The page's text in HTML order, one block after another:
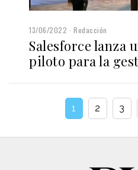
13/06/2022 Redacción
Salesforce lanza
piloto para la
1 2 3